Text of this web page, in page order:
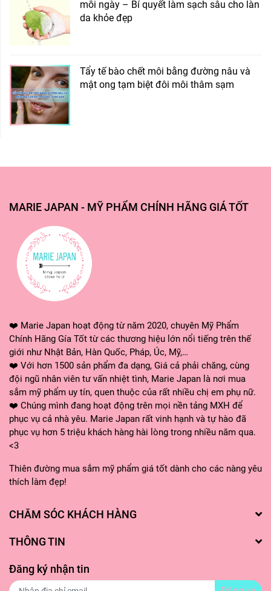
mỗi ngày – Bí quyết làm sạch sâu cho làn
da khỏe đẹp
Tẩy tế bào chết môi bằng đường nâu và
mật ong tạm biệt đôi môi thâm sạm
MARIE JAPAN - MỸ PHẨM CHÍNH HÃNG GIÁ TỐT
❤️ Marie Japan hoạt động từ năm 2020, chuyên Mỹ Phẩm
Chính Hãng Gía Tốt từ các thương hiệu lớn nổi tiếng trên thế
giới như Nhật Bản, Hàn Quốc, Pháp, Úc, Mỹ,…
❤️ Với hơn 1500 sản phẩm đa dạng, Giá cả phải chăng, cùng
đội ngũ nhân viên tư vấn nhiệt tình, Marie Japan là nơi mua
sắm mỹ phẩm uy tín, quen thuộc của rất nhiều chị em phụ nữ.
❤️ Chúng mình đang hoạt động trên mọi nền tảng MXH để
phục vụ cả nhà yêu. Marie Japan rất vinh hạnh và tự hào đã
phục vụ hơn 5 triệu khách hàng hài lòng trong nhiều năm qua.
<3
Thiên đường mua sắm mỹ phẩm giá tốt dành cho các nàng yêu
thích làm đẹp!
CHĂM SÓC KHÁCH HÀNG
THÔNG TIN
Đăng ký nhận tin